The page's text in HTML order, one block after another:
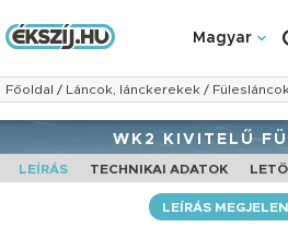
Magyar
Főoldal / Láncok, lánckerekek /
WK2 KIVITELŰ
LEÍRÁS TECHNIKAI ADATOK
LEÍRÁS